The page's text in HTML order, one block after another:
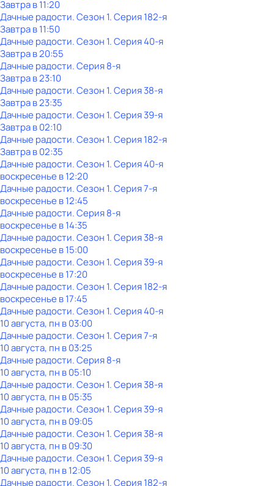
Завтра в 11:20
Дачные радости. Сезон 1. Серия 182-я
Завтра в 11:50
Дачные радости. Сезон 1. Серия 40-я
Завтра в 20:55
Дачные радости. Серия 8-я
Завтра в 23:10
Дачные радости. Сезон 1. Серия 38-я
Завтра в 23:35
Дачные радости. Сезон 1. Серия 39-я
Завтра в 02:10
Дачные радости. Сезон 1. Серия 182-я
Завтра в 02:35
Дачные радости. Сезон 1. Серия 40-я
воскресенье в12:20
Дачные радости. Сезон 1. Серия 7-я
воскресенье в12:45
Дачные радости. Серия 8-я
воскресенье в14:35
Дачные радости. Сезон 1. Серия 38-я
воскресенье в15:00
Дачные радости. Сезон 1. Серия 39-я
воскресенье в17:20
Дачные радости. Сезон 1. Серия 182-я
воскресенье в17:45
Дачные радости. Сезон 1. Серия 40-я
10 августа, пн в 03:00
Дачные радости. Сезон 1. Серия 7-я
10 августа, пн в 03:25
Дачные радости. Серия 8-я
10 августа, пн в 05:10
Дачные радости. Сезон 1. Серия 38-я
10 августа, пн в 05:35
Дачные радости. Сезон 1. Серия 39-я
10 августа, пн в 09:05
Дачные радости. Сезон 1. Серия 38-я
10 августа, пн в 09:30
Дачные радости. Сезон 1. Серия 39-я
10 августа, пн в 12:05
Дачные радости. Сезон 1. Серия 182-я